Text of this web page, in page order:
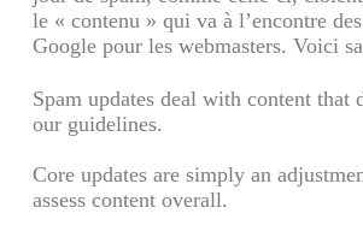
le « contenu » qui va à l’encontre
Google pour les webmasters. Voici
Spam updates deal with content that
our guidelines.
Core updates are simply an
assess content overall.